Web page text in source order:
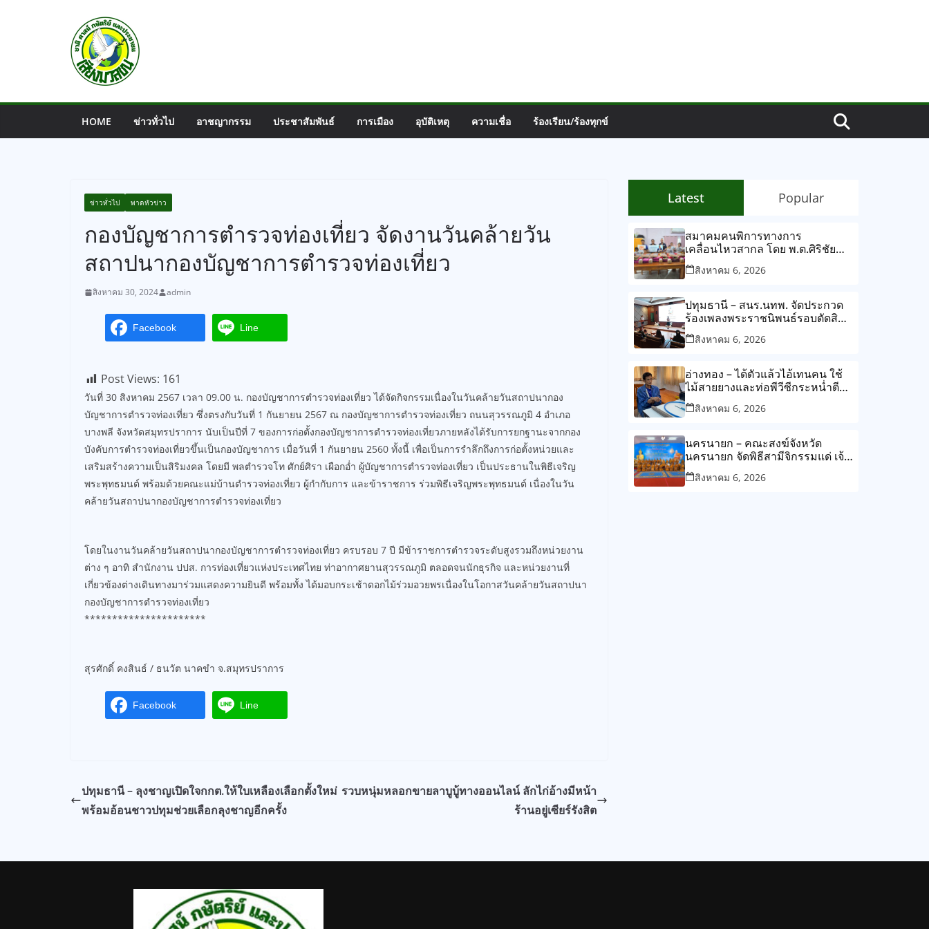
HOME ข่าวทั่วไป อาชญากรรม ประชาสัมพันธ์ การเมือง อุบัติเหตุ ความเชื่อ ร้องเรียน/ร้องทุกข์
ข่าวทั่วไป พาดหัวข่าว
กองบัญชาการตำรวจท่องเที่ยว จัดงานวันคล้ายวัน
สถาปนากองบัญชาการตำรวจท่องเที่ยว
สิงหาคม 30, 2024 admin
Facebook Line
Post Views: 161
วันที่ 30 สิงหาคม 2567 เวลา 09.00 น. กองบัญชาการตำรวจท่องเที่ยว ได้จัดกิจกรรมเนื่องในวันคล้ายวันสถาปนากอง
บัญชาการตำรวจท่องเที่ยว ซึ่งตรงกับวันที่ 1 กันยายน 2567 ณ กองบัญชาการตำรวจท่องเที่ยว ถนนสุวรรณภูมิ 4 อำเภอ
บางพลี จังหวัดสมุทรปราการ นับเป็นปีที่ 7 ของการก่อตั้งกองบัญชาการตำรวจท่องเที่ยวภายหลังได้รับการยกฐานะจากกอง
บังคับการตำรวจท่องเที่ยวขึ้นเป็นกองบัญชาการ เมื่อวันที่ 1 กันยายน 2560 ทั้งนี้ เพื่อเป็นการรำลึกถึงการก่อตั้งหน่วยและ
เสริมสร้างความเป็นสิริมงคล โดยมี พลตำรวจโท ศักย์ศิรา เผือกอ่ำ ผู้บัญชาการตำรวจท่องเที่ยว เป็นประธานในพิธีเจริญ
พระพุทธมนต์ พร้อมด้วยคณะแม่บ้านตำรวจท่องเที่ยว ผู้กำกับการ และข้าราชการ ร่วมพิธีเจริญพระพุทธมนต์ เนื่องในวัน
คล้ายวันสถาปนากองบัญชาการตำรวจท่องเที่ยว
โดยในงานวันคล้ายวันสถาปนากองบัญชาการตำรวจท่องเที่ยว ครบรอบ 7 ปี มีข้าราชการตำรวจระดับสูงรวมถึงหน่วยงาน
ต่าง ๆ อาทิ สำนักงาน ปปส. การท่องเที่ยวแห่งประเทศไทย ท่าอากาศยานสุวรรณภูมิ ตลอดจนนักธุรกิจ และหน่วยงานที่
เกี่ยวข้องต่างเดินทางมาร่วมแสดงความยินดี พร้อมทั้ง ได้มอบกระเช้าดอกไม้ร่วมอวยพรเนื่องในโอกาสวันคล้ายวันสถาปนา
กองบัญชาการตำรวจท่องเที่ยว
**********************
สุรศักดิ์ คงสินธ์ / ธนวัต นาคขำ จ.สมุทรปราการ
Facebook Line
ปทุมธานี – ลุงชาญเปิดใจกกต.ให้ใบเหลืองเลือกตั้งใหม่
พร้อมอ้อนชาวปทุมช่วยเลือกลุงชาญอีกครั้ง
รวบหนุ่มหลอกขายลาบูบู้ทางออนไลน์ ลักไก่อ้างมีหน้า
ร้านอยู่เซียร์รังสิต
Latest Popular
สมาคมคนพิการทางการ
เคลื่อนไหวสากล โดย พ.ต.ศิริชัย
ทรัพย์ศิริ นายกสมาคมฯ/กรรมการ
อำนวยการสภาสังคมสงเคราะห์
สิงหาคม 6, 2026
ปทุมธานี – สนร.นทพ. จัดประกวด
ร้องเพลงพระราชนิพนธ์รอบตัดสิน
ปลูกฝังเยาวชนสืบสานพระราช
ปณิธานเพื่อแผ่นดิน
สิงหาคม 6, 2026
อ่างทอง – ได้ตัวแล้วไอ้เทนคน ใช้
ไม้สายยางและท่อพีวีซีกระหน่ำตี
นายมลชัยจนเสียชีวิต
สิงหาคม 6, 2026
นครนายก – คณะสงฆ์จังหวัด
นครนายก จัดพิธีสามีจิกรรมแด่ เจ้า
คณะจังหวัดนครนายก
สิงหาคม 6, 2026